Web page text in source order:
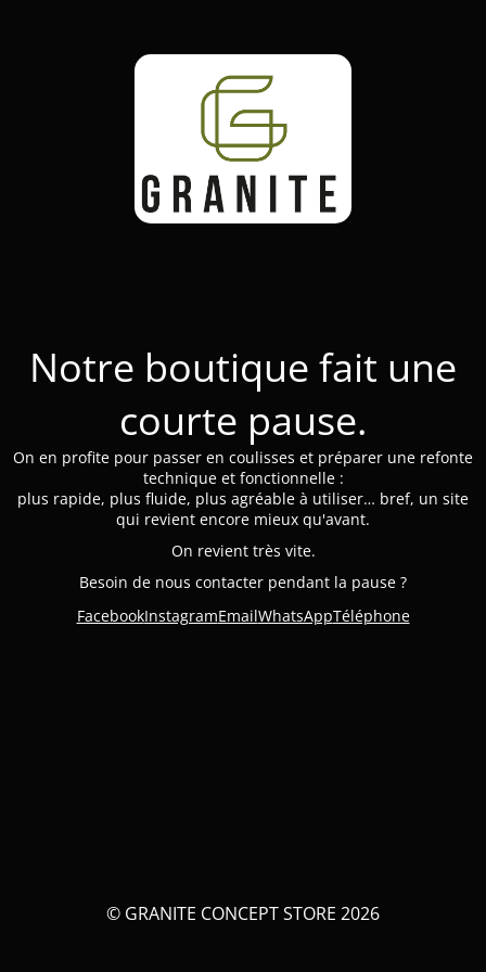
Notre boutique fait une
courte pause.
On en profite pour passer en coulisses et préparer une refonte
technique et fonctionnelle :
plus rapide, plus fluide, plus agréable à utiliser… bref, un site
qui revient encore mieux qu'avant.
On revient très vite.
Besoin de nous contacter pendant la pause ?
FacebookInstagramEmailWhatsAppTéléphone
© GRANITE CONCEPT STORE 2026